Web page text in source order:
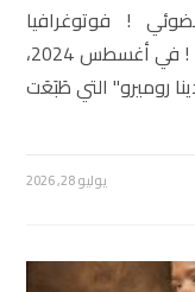
! فوتوغرافيا
"ألمودينا" .. تمنح العدسة للتمثيل الضوئي ! في أغسطس 2024،
روميرو" التي طَبَعَت
يوليو 28, 2026